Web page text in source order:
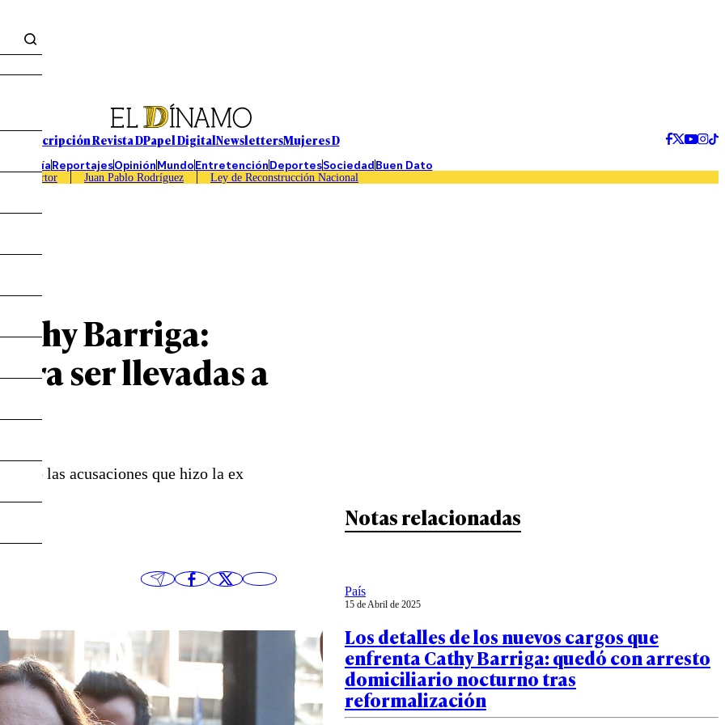
Suscripción Revista DPapel DigitalNewslettersMujeres D
EconomíaReportajesOpiniónMundoEntretenciónDeportesSociedadBuen Dato
Caso Sartor Juan Pablo Rodríguez Ley de Reconstrucción Nacional
Barriga:
ser llevadas a
las acusaciones que hizo la ex
Notas relacionadas
País
15 de Abril de 2025
Los detalles de los nuevos cargos que
enfrenta Cathy Barriga: quedó con arresto
domiciliario nocturno tras
reformalización